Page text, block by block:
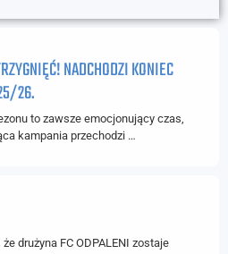
NADCHODZI KONIEC
26.
to zawsze emocjonujący czas,
kampania przechodzi …
drużyna FC ODPALENI zostaje